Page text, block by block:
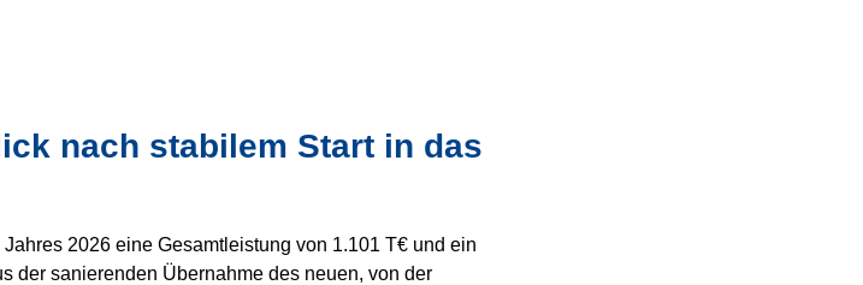
nach stabilem Start in das
2026 eine Gesamtleistung von 1.101 T€ und ein
der sanierenden Übernahme des neuen, von der